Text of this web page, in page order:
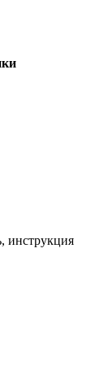
инструкция